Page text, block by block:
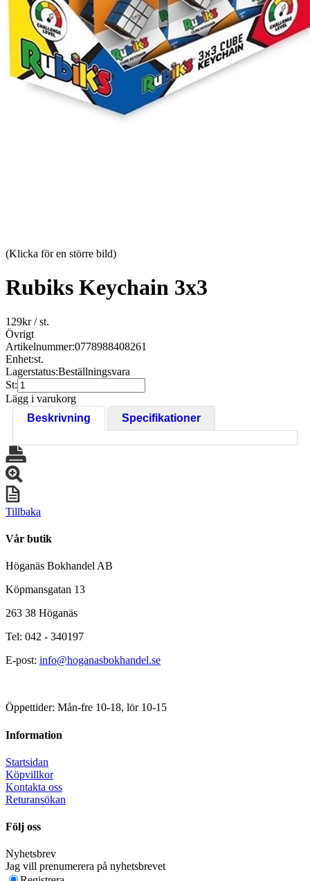
(Klicka för en större bild)
Rubiks Keychain 3x3
129kr/ st.
Övrigt
Artikelnummer:0778988408261
Enhet:st.
Lagerstatus:Beställningsvara
St:
Lägg i varukorg
Beskrivning
Specifikationer
Tillbaka
Vår butik
Höganäs Bokhandel AB
Köpmansgatan 13
263 38 Höganäs
Tel: 042 - 340197
E-post: info@hoganasbokhandel.se
Öppettider: Mån-fre 10-18, lör 10-15
Information
Startsidan
Köpvillkor
Kontakta oss
Returansökan
Följ oss
Nyhetsbrev
Jag vill prenumerera på nyhetsbrevet